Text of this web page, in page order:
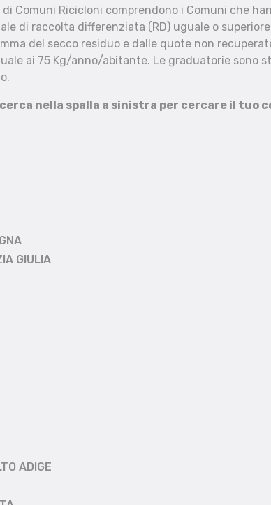
di Comuni Ricicloni comprendono i Comuni che
di raccolta differenziata (RD) uguale o
del secco residuo e dalle quote non
ai 75 Kg/anno/abitante. Le graduatorie sono
nella spalla a sinistra per cercare il tuo
GIULIA
ADIGE